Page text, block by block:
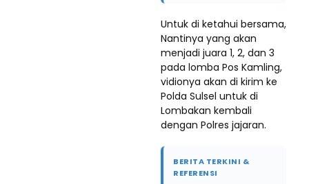
Untuk di ketahui bersama,
Nantinya yang akan
menjadi juara 1, 2, dan 3
pada lomba Pos Kamling,
vidionya akan di kirim ke
Polda Sulsel untuk di
Lombakan kembali
dengan Polres jajaran.
BERITA TERKINI &
REFERENSI